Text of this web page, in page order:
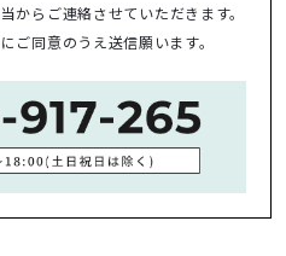
からご連絡させていただきます。
にご同意のうえ送信願います。